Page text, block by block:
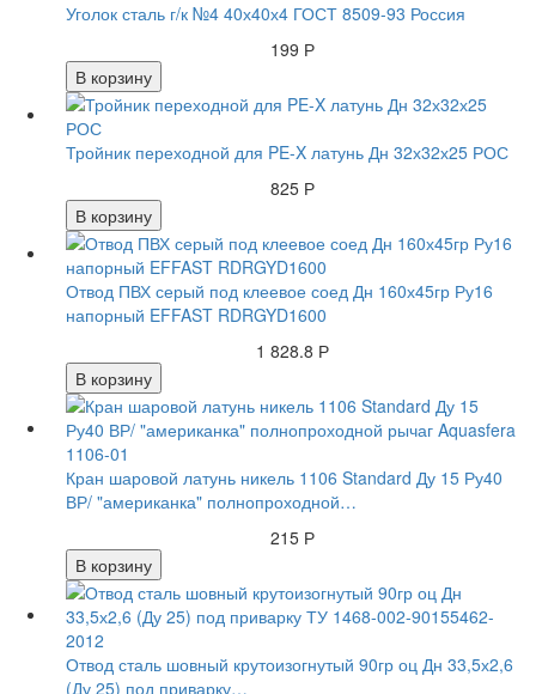
Уголок сталь г/к №4 40х40х4 ГОСТ 8509-93 Россия
199 Р
В корзину
Тройник переходной для PE-X латунь Дн 32х32х25 РОС
825 Р
В корзину
Отвод ПВХ серый под клеевое соед Дн 160х45гр Ру16
напорный EFFAST RDRGYD1600
1 828.8 Р
В корзину
Кран шаровой латунь никель 1106 Standard Ду 15 Ру40
ВР/ "американка" полнопроходной…
215 Р
В корзину
Отвод сталь шовный крутоизогнутый 90гр оц Дн 33,5х2,6
(Ду 25) под приварку…